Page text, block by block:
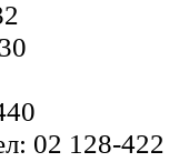
02 128-422